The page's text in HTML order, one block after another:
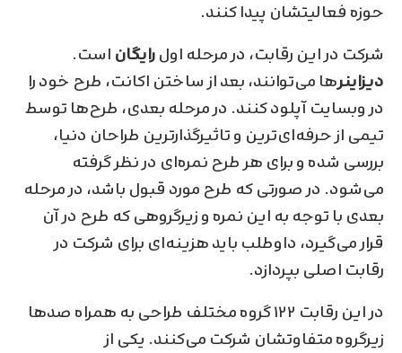
حوزه فعالیتشان پیدا کنند.
شرکت در این رقابت، در مرحله اولرایگان است.
دیزاینر‌ها می‌توانند، بعد از ساختن اکانت، طرح خود را
در وبسایت آپلود کنند. در مرحله بعدی، طرح‌ها توسط
تیمی از حرفه‌ای‌ترین و تاثیرگذارترین طراحان دنیا،
بررسی شده و برای هر طرح نمره‌ای در نظر گرفته
می‌شود. در صورتی که طرح مورد قبول باشد، در مرحله
بعدی با توجه به این نمره و زیرگروهی که طرح در آن
قرار می‌گیرد، داوطلب باید هزینه‌ای برای شرکت در
رقابت اصلی بپردازد.
در این رقابت ۱۲۲ گروه مختلف طراحی به همراه صد‌ها
زیرگروه متفاوتشان شرکت می‌کنند. یکی از